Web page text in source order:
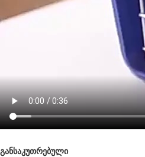
განსაკუთრებული